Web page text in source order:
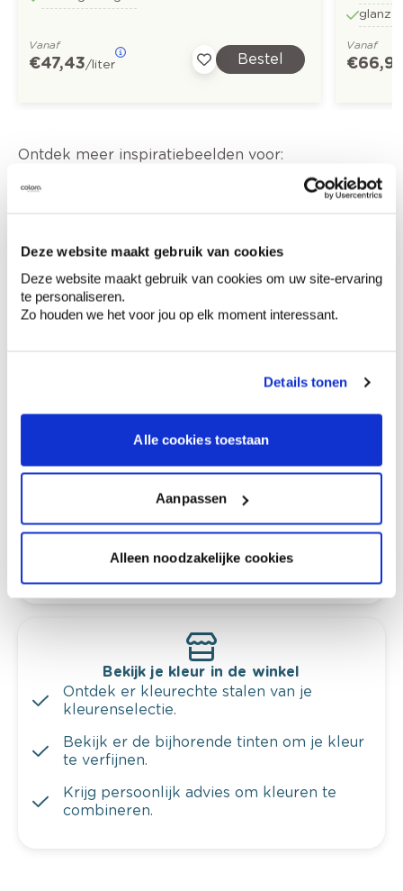
Deze website maakt gebruik van cookies
Deze website maakt gebruik van cookies om uw site-ervaring
te personaliseren.
Zo houden we het voor jou op elk moment interessant.
Details tonen
Alle cookies toestaan
Aanpassen
Alleen noodzakelijke cookies
Vanaf
€ 47,43/liter Bestel
Vanaf
€
Ontdek meer inspiratiebeelden voor:
Off white
Metallic Chic - metallieke verf
Colora-magazine
Ga samen met de kleuradviseur door je
ruimtes.
Krijg kleuradvies op basis van de lichtinval
van je muren.
Bekijk je kleur in de winkel
Ontdek er kleurechte stalen van je
kleurenselectie.
Bekijk er de bijhorende tinten om je kleur
te verfijnen.
Krijg persoonlijk advies om kleuren te
combineren.